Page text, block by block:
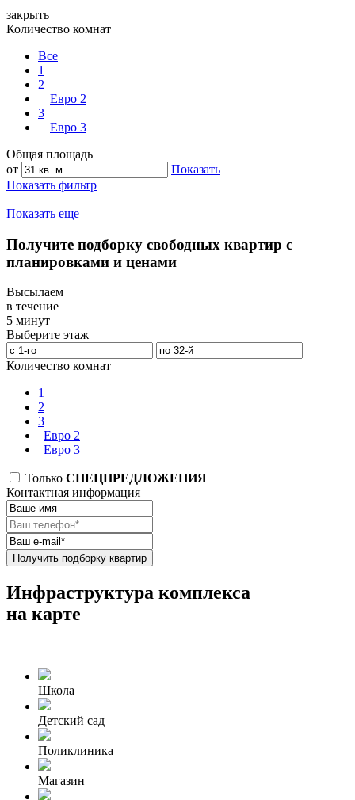
закрыть
Количество комнат
Все
1
2
Евро 2
3
Евро 3
Общая площадь
от
Показать
Показать фильтр
Показать еще
Получите подборку свободных квартир с
планировками и ценами
Высылаем
в течение
5 минут
Выберите этаж
Количество комнат
1
2
3
Евро 2
Евро 3
Только СПЕЦПРЕДЛОЖЕНИЯ
Контактная информация
Получить подборку квартир
Инфраструктура комплекса
на карте
Школа
Детский сад
Поликлиника
Магазин